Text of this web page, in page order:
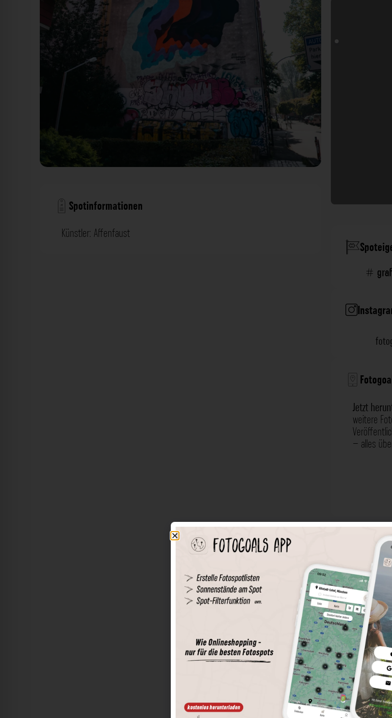
Spotinformationen
Künstler: Affenfaust
Jetzt
weitere
– alles